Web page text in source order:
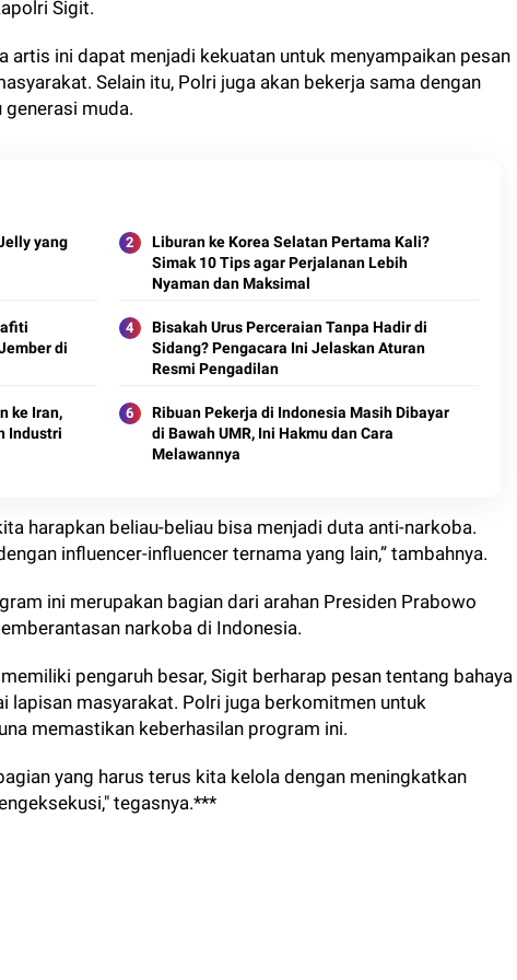
Sigit.
artis ini dapat menjadi kekuatan untuk menyampaikan pesan
Selain itu, Polri juga akan bekerja sama dengan
muda.
yang
Liburan ke Korea Selatan Pertama Kali?
Simak 10 Tips agar Perjalanan Lebih
Nyaman dan Maksimal
di
Bisakah Urus Perceraian Tanpa Hadir di
Sidang? Pengacara Ini Jelaskan Aturan
Resmi Pengadilan
ke Iran,
Industri
Ribuan Pekerja di Indonesia Masih Dibayar
di Bawah UMR, Ini Hakmu dan Cara
Melawannya
harapkan beliau-beliau bisa menjadi duta anti-narkoba.
influencer-influencer ternama yang lain,” tambahnya.
ini merupakan bagian dari arahan Presiden Prabowo
narkoba di Indonesia.
pengaruh besar, Sigit berharap pesan tentang bahaya
lapisan masyarakat. Polri juga berkomitmen untuk
memastikan keberhasilan program ini.
yang harus terus kita kelola dengan meningkatkan
tegasnya.***